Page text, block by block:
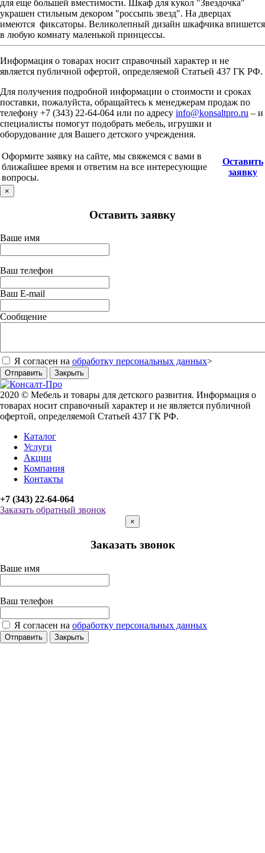
для еще большей вместимости. Шкаф для кукол "Звездочка"
украшен стильным декором "россыпь звезд". На дверцах
имеются фиксаторы. Великолепный дизайн шкафчика впишется
в любую комнату маленькой принцессы.
Информация о товарах носит справочный характер и не
является публичной офертой, определяемой Статьей 437 ГК РФ.
Для получения подробной информации о стоимости и сроках
поставки, пожалуйста, обращайтесь к менеджерам продаж по
телефону +7 (343) 22-64-064 или по адресу info@konsaltpro.ru – и
специалисты помогут подобрать мебель, игрушки и
оборудование для Вашего детского учреждения.
Оформите заявку на сайте, мы свяжемся с вами в
ближайшее время и ответим на все интересующие
вопросы.
Оставить
заявку
×
Оставить заявку
Ваше имя
Ваш телефон
Ваш E-mail
Сообщение
Я согласен на обработку персональных данных>
Отправить Закрыть
2020 © Мебель и товары для детского развития. Информация о
товарах носит справочный характер и не является публичной
офертой, определяемой Статьей 437 ГК РФ.
Каталог
Услуги
Акции
Компания
Контакты
+7 (343) 22-64-064
Заказать обратный звонок
×
Заказать звонок
Ваше имя
Ваш телефон
Я согласен на обработку персональных данных
Отправить Закрыть